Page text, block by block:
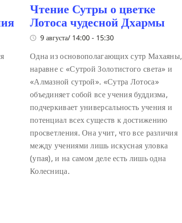
Чтение Сутры о цветке
Лотоса чудесной Дхармы
9 августа/ 14:00- 15:30
Одна из основополагающих сутр Махаяны,
наравне с «Сутрой Золотистого света» и
«Алмазной сутрой». «Сутра Лотоса»
объединяет собой все учения буддизма,
подчеркивает универсальность учения и
потенциал всех существ к достижению
просветления. Она учит, что все различия
между учениями лишь искусная уловка
(упая), и на самом деле есть лишь одна
Колесница.